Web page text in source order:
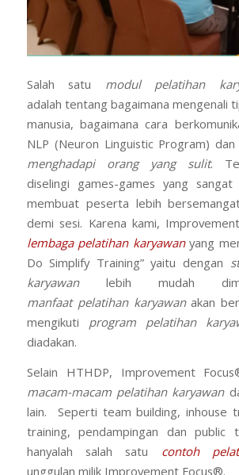
Salah satu modul pelatihan
adalah tentang bagaimana mengenali
manusia, bagaimana cara
NLP (Neuron Linguistic Program) dan
menghadapi orang yang sulit.
diselingi games-games yang
membuat peserta lebih
demi sesi. Karena kami,
lembaga pelatihan karyawanyang
Do Simplify Training” yaitu dengan
karyawanlebih mudah
manfaat pelatihan karyawanakan
mengikuti program pelatihan
diadakan.
Selain HTHDP, Improvement
macam-macam pelatihan karyawan
lain. Seperti team building, inhouse
training, pendampingan dan public
hanyalah salah satu contoh
unggulan milik Improvement Focus®.